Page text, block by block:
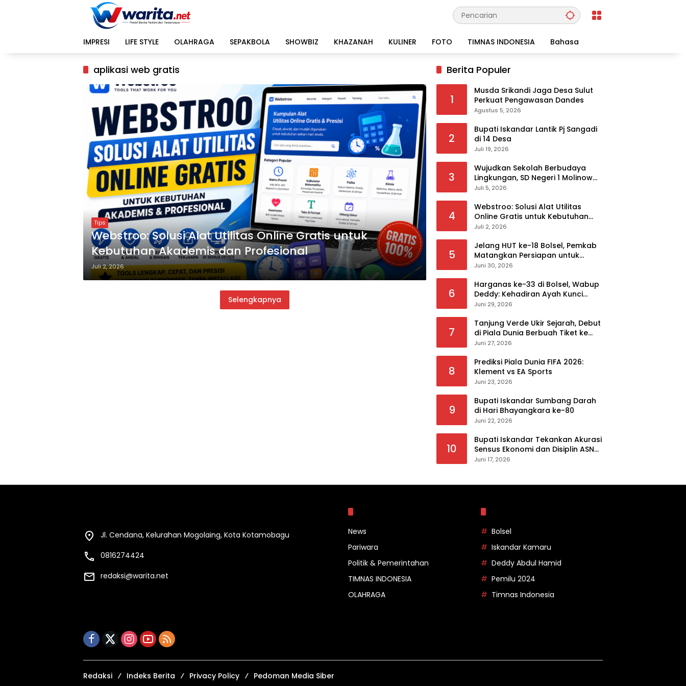
IMPRESI
LIFE STYLE OLAHRAGA SEPAKBOLA SHOWBIZ KHAZANAH KULINER FOTO TIMNAS INDONESIA Bahasa
aplikasi web gratis
Tips
Webstroo: Solusi Alat Utilitas Online Gratis untuk
Kebutuhan Akademis dan Profesional
Juli 2, 2026
Selengkapnya
Berita Populer
1
Musda Srikandi Jaga Desa Sulut
Perkuat Pengawasan Dandes
Agustus 5, 2026
2
Bupati Iskandar Lantik Pj Sangadi
di 14 Desa
Juli 19, 2026
3
Wujudkan Sekolah Berbudaya
Lingkungan, SD Negeri 1 Molinow
sukses melaksanakan
dan Publikasi Program Sekolah
Adiwiyata
Juli 5, 2026
4
Webstroo: Solusi Alat Utilitas
Online Gratis untuk Kebutuhan
Akademis dan Profesional
Juli 2, 2026
5
Jelang HUT ke-18 Bolsel, Pemkab
Matangkan Persiapan untuk
Sukseskan Rangkaian Peringatan
Juni 30, 2026
6
Harganas ke-33 di Bolsel, Wabup
Deddy: Kehadiran Ayah Kunci
Mewujudkan Generasi Berkualitas
Juni 29, 2026
7
Tanjung Verde Ukir Sejarah, Debut
di Piala Dunia Berbuah Tiket ke
Babak 32 Besar
Juni 27, 2026
8
Prediksi Piala Dunia FIFA 2026:
Klement vs EA Sports
Juni 23, 2026
9
Bupati Iskandar Sumbang Darah
di Hari Bhayangkara ke-80
Juni 22, 2026
10
Bupati Iskandar Tekankan Akurasi
Sensus Ekonomi dan Disiplin ASN
pada Apel Korpri Pemkab Bolsel
Juni 17, 2026
Jl. Cendana, Kelurahan Mogolaing, Kota Kotamobagu
0816274424
redaksi@warita.net
News
Pariwara
Politik & Pemerintahan
TIMNAS INDONESIA
OLAHRAGA
Bolsel
Iskandar Kamaru
Deddy Abdul Hamid
Pemilu 2024
Timnas Indonesia
Redaksi Indeks Berita Privacy Policy Pedoman Media Siber